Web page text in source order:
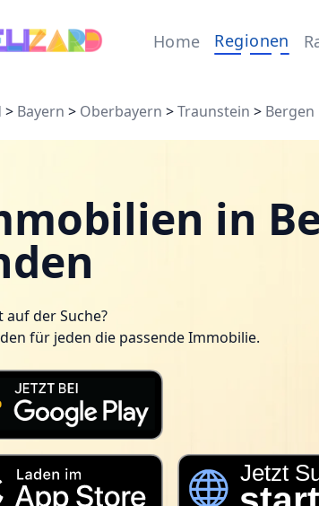
Home Regionen
> Bayern > Oberbayern >Traunstein > Bergen
in
auf der Suche?
für jeden die passende Immobilie.